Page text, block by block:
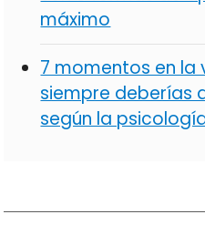
máximo
7 momentos en la
siempre deberías
según la